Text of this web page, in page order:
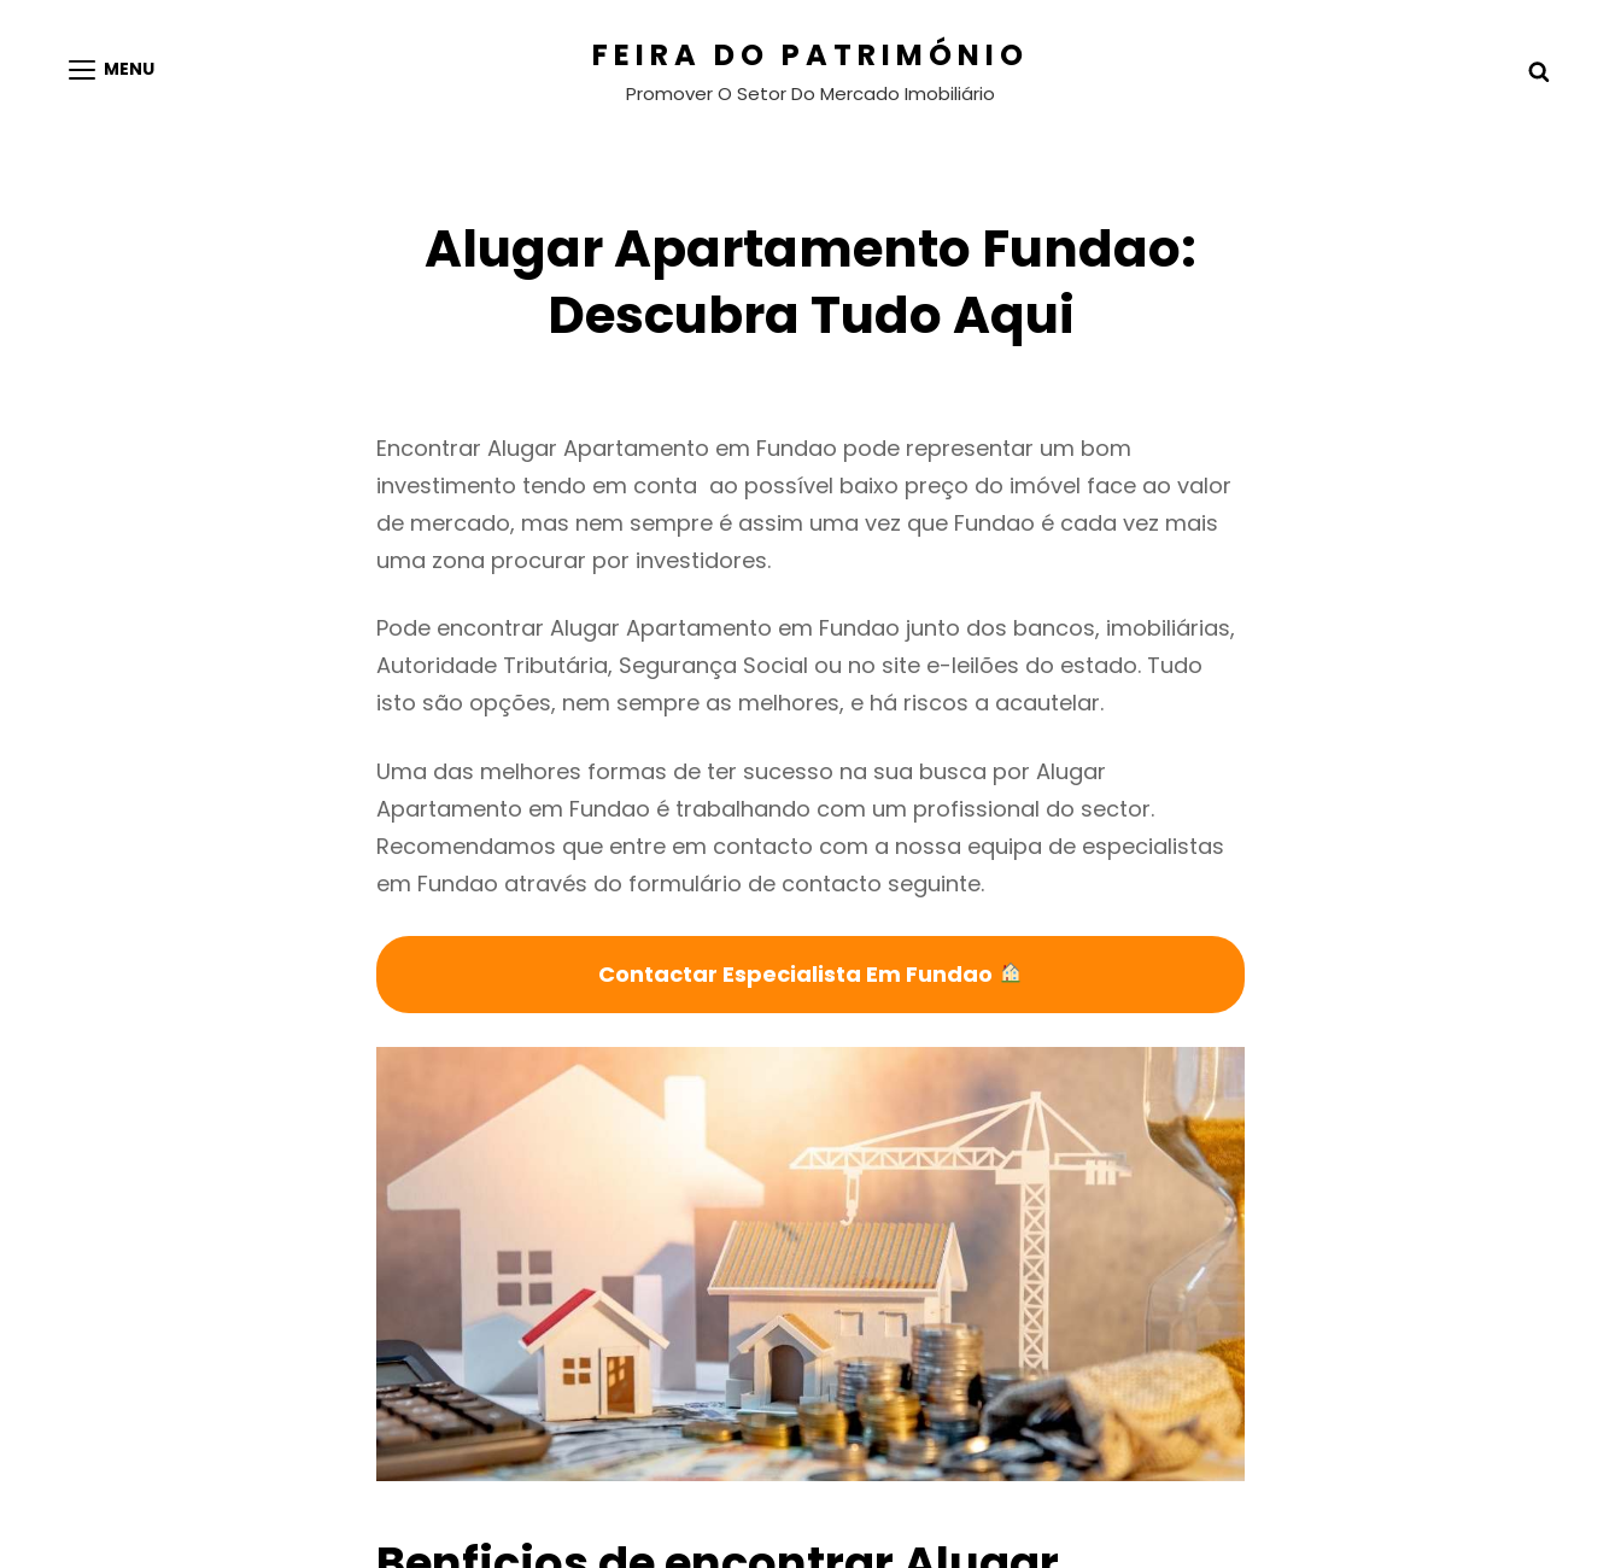
MENU FEIRA DO PATRIMÓNIO
Promover O Setor Do Mercado Imobiliário
Alugar Apartamento Fundao:
Descubra Tudo Aqui
Encontrar Alugar Apartamento em Fundao pode representar um bom
investimento tendo em conta ao possível baixo preço do imóvel face ao valor
de mercado, mas nem sempre é assim uma vez que Fundao é cada vez mais
uma zona procurar por investidores.
Pode encontrar Alugar Apartamento em Fundao junto dos bancos, imobiliárias,
Autoridade Tributária, Segurança Social ou no site e-leilões do estado. Tudo
isto são opções, nem sempre as melhores, e há riscos a acautelar.
Uma das melhores formas de ter sucesso na sua busca por Alugar
Apartamento em Fundao é trabalhando com um profissional do sector.
Recomendamos que entre em contacto com a nossa equipa de especialistas
em Fundao através do formulário de contacto seguinte.
Contactar Especialista Em Fundao